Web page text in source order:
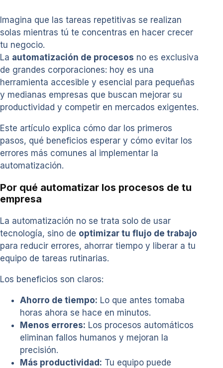
Imagina que las tareas repetitivas se realizan
solas mientras tú te concentras en hacer crecer
tu negocio.
La automatización de procesos no es exclusiva
de grandes corporaciones: hoy es una
herramienta accesible y esencial para pequeñas
y medianas empresas que buscan mejorar su
productividad y competir en mercados exigentes.
Este artículo explica cómo dar los primeros
pasos, qué beneficios esperar y cómo evitar los
errores más comunes al implementar la
automatización.
Por qué automatizar los procesos de tu
empresa
La automatización no se trata solo de usar
tecnología, sino de optimizar tu flujo de trabajo
para reducir errores, ahorrar tiempo y liberar a tu
equipo de tareas rutinarias.
Los beneficios son claros:
Ahorro de tiempo: Lo que antes tomaba
horas ahora se hace en minutos.
Menos errores: Los procesos automáticos
eliminan fallos humanos y mejoran la
precisión.
Más productividad: Tu equipo puede